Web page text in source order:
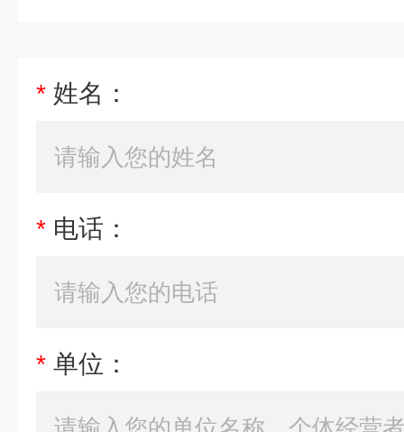
* 姓名：
* 电话：
* 单位：